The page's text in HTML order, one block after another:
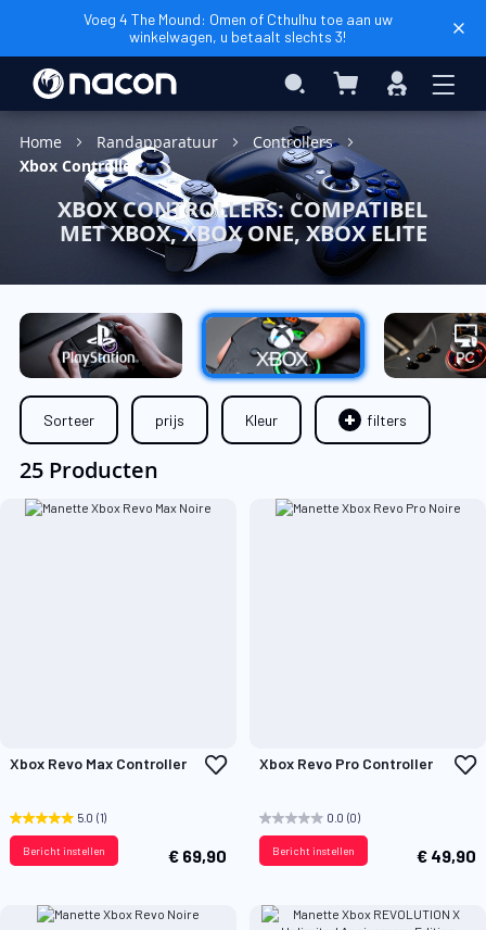
Voeg 4 The Mound: Omen of Cthulhu toe aan uw
winkelwagen, u betaalt slechts 3!
Search Winkelwagen
Inloggen
Home Randapparatuur
Controllers
Xbox Controller
XBOX CONTROLLERS: COMPATIBEL
MET XBOX, XBOX ONE, XBOX ELITE
Sorteer prijs Kleur filters
25 Producten
Xbox Revo Max Controller
Voeg
verlanglijst
5.0 (1)
€ 69,90
Bericht instellen
Xbox Revo Pro Controller
0.0 (0)
€ 49,90
Bericht instellen